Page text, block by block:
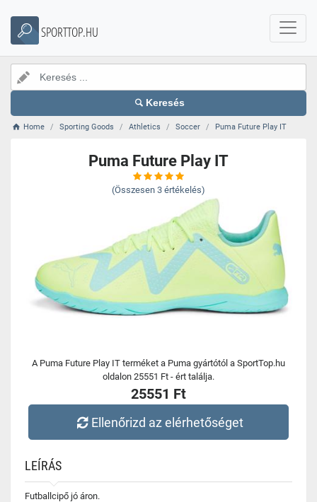
SPORTTOP.HU
Keresés
Home Sporting Goods Athletics Soccer Puma Future Play IT
Puma Future Play IT
(Összesen 3 értékelés)
A Puma Future Play IT terméket a Puma gyártótól a SportTop.hu
oldalon 25551 Ft - ért találja.
25551 Ft
Ellenőrizd az elérhetőséget
LEÍRÁS
Futballcipő jó áron.